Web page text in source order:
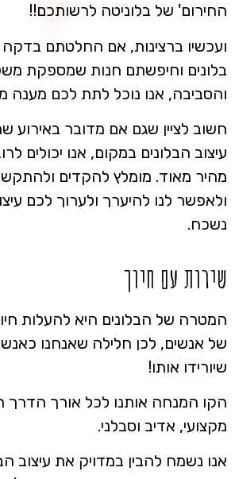
החירום' של בלוניטה לרשותכם!!
בלונים וחיפשתם חנות שמספקת
והסביבה, אנו נוכל לתת לכם מענה
חשוב לציין שגם אם מדובר באירוע
עיצוב הבלונים במקום, אנו יכולים
מהיר מאוד. מומלץ להקדים
ולאפשר לנו להיערך ולערוך לכם
נשכח.
שירות עם חיוך
המטרה של הבלונים היא להעלות
של אנשים, לכן חלילה שאנחנו
שיורידו אותו!
הקו המנחה אותנו לכל אורך הדרך
מקצועי, אדיב וסבלני.
אנו נשמח להבין במדויק את עיצוב